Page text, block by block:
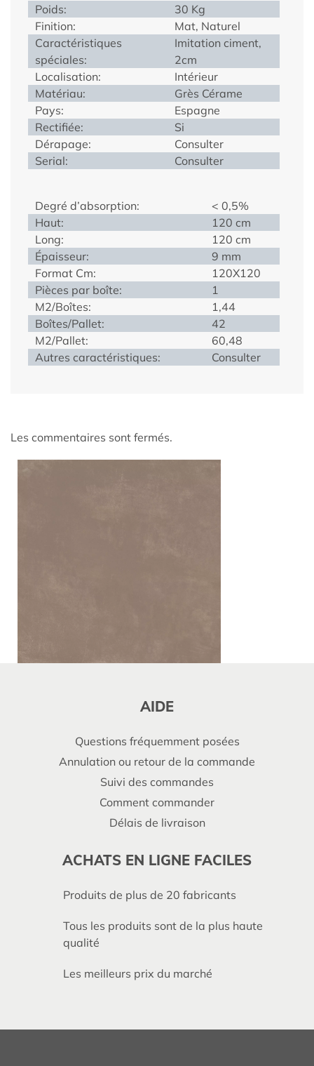
Poids:
30 Kg
Finition:
Mat, Naturel
Caractéristiques
spéciales:
Imitation ciment,
2cm
Localisation:
Intérieur
Matériau:
Grès Cérame
Pays:
Espagne
Rectifiée:
Si
Dérapage:
Consulter
Serial:
Consulter
Degré d’absorption:
< 0,5%
Haut:
120 cm
Long:
120 cm
Épaisseur:
9 mm
Format Cm:
120X120
Pièces par boîte:
1
M2/Boîtes:
1,44
Boîtes/Pallet:
42
M2/Pallet:
60,48
Autres caractéristiques:
Consulter
Les commentaires sont fermés.
AIDE
Questions fréquemment posées
Annulation ou retour de la commande
Suivi des commandes
Comment commander
Délais de livraison
ACHATS EN LIGNE FACILES
Produits de plus de 20 fabricants
Tous les produits sont de la plus haute
qualité
Les meilleurs prix du marché